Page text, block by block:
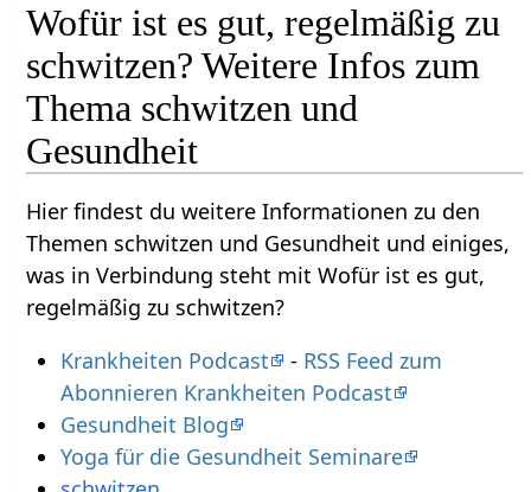
Wofür ist es gut, regelmäßig zu
schwitzen? Weitere Infos zum
Thema schwitzen und
Gesundheit
Hier findest du weitere Informationen zu den
Themen schwitzen und Gesundheit und einiges,
was in Verbindung steht mit Wofür ist es gut,
regelmäßig zu schwitzen?
Krankheiten Podcast
- RSS Feed zum
Abonnieren Krankheiten Podcast
Gesundheit Blog
Yoga für die Gesundheit Seminare